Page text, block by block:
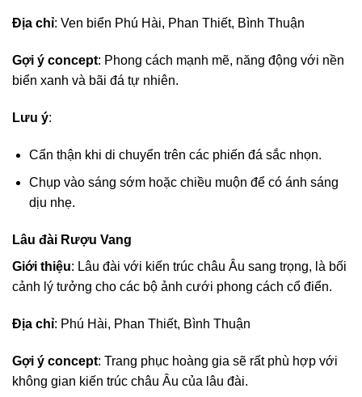
Địa chỉ: Ven biển Phú Hài, Phan Thiết, Bình Thuận
Gợi ý concept: Phong cách mạnh mẽ, năng động với nền
biển xanh và bãi đá tự nhiên.
Lưu ý:
Cẩn thận khi di chuyển trên các phiến đá sắc nhọn.
Chụp vào sáng sớm hoặc chiều muộn để có ánh sáng
dịu nhẹ.
Lâu đài Rượu Vang
Giới thiệu: Lâu đài với kiến trúc châu Âu sang trọng, là bối
cảnh lý tưởng cho các bộ ảnh cưới phong cách cổ điển.
Địa chỉ: Phú Hài, Phan Thiết, Bình Thuận
Gợi ý concept: Trang phục hoàng gia sẽ rất phù hợp với
không gian kiến trúc châu Âu của lâu đài.